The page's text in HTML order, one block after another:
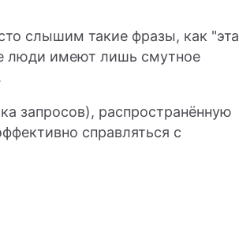
слышим такие фразы, как "эта
люди имеют лишь смутное
запросов), распространённую
справляться с